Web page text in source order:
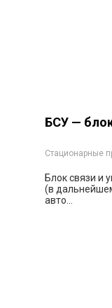
БСУ —
Стационарные
Блок связи и
(в
авто...